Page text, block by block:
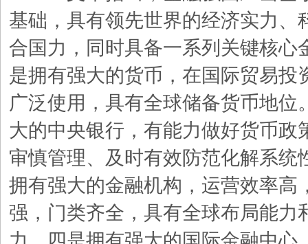
基础，具有领先世界的经济实力、
合国力，同时具备一系列关键核心
是拥有强大的货币，在国际贸易投
广泛使用，具有全球储备货币地位
大的中央银行，有能力做好货币政
审慎管理、及时有效防范化解系统
拥有强大的金融机构，运营效率高
强，门类齐全，具有全球布局能力